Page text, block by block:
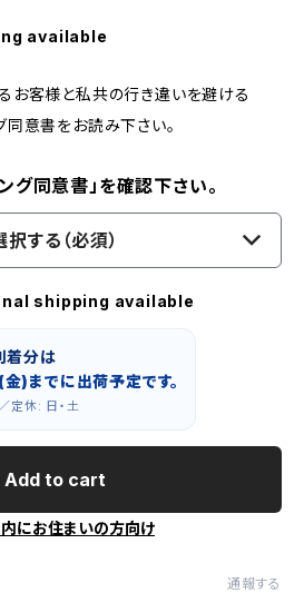
available
お客様と私共の行き違いを避ける
同意書をお読み下さい。
グ同意書」を確認下さい。
択する（必須）
shipping available
着分は
)までに出荷予定です。
定休: 日・土
Add to cart
にお住まいの方向け
通報する